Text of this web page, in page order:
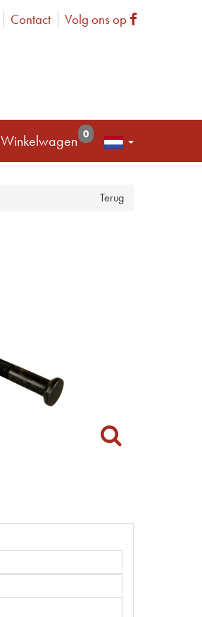
Contact Volg ons op Facebook
Winkelwagen 0
Terug